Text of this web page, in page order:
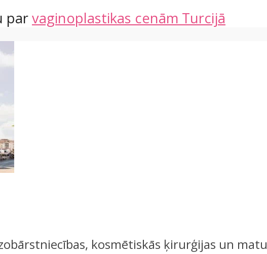
parvaginoplastikas cenām Turcijā
kosmētiskās ķirurģijas un